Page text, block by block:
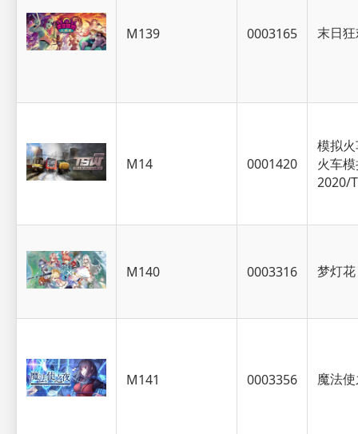
M139 0003165 末日
M14 0001420
模拟
火车
2020/
M140 0003316 梦灯花
M141 0003356 魔法